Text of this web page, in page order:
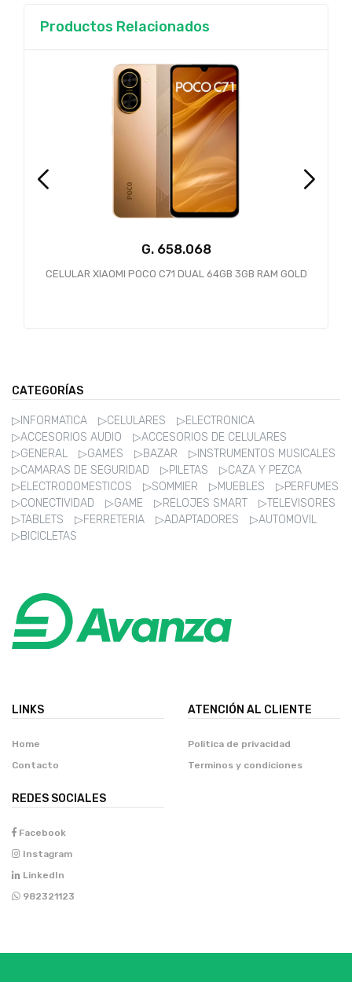
Productos Relacionados
G.
CELULAR XIAOMI POCO C71 DUAL 64GB 3GB RAM GOLD
CATEGORÍAS
▷INFORMATICA ▷CELULARES
▷ELECTRONICA
▷ACCESORIOS AUDIO
▷ACCESORIOS DE CELULARES
▷GENERAL
▷GAMES ▷BAZAR
▷INSTRUMENTOS MUSICALES
▷CAMARAS DE SEGURIDAD
▷PILETAS
▷CAZA Y PEZCA
▷ELECTRODOMESTICOS
▷SOMMIER ▷MUEBLES
▷PERFUMES
▷CONECTIVIDAD
▷GAME ▷RELOJES SMART
▷TELEVISORES
▷TABLETS
▷FERRETERIA ▷ADAPTADORES
▷AUTOMOVIL
▷BICICLETAS
LINKS
Home
Contacto
ATENCIÓN AL CLIENTE
Politica de privacidad
Terminos y condiciones
REDES SOCIALES
Facebook
Instagram
LinkedIn
982321123